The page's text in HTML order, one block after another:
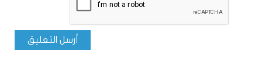
أرسل التعليق